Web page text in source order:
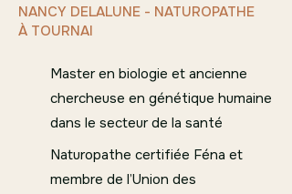
NANCY DELALUNE - NATUROPATHE
À TOURNAI
Master en biologie et ancienne
chercheuse en génétique humaine
dans le secteur de la santé
Naturopathe certifiée Féna et
membre de l’Union des